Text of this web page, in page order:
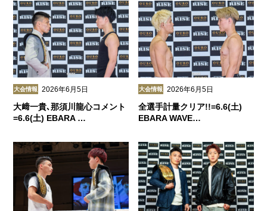
大会情報 2026年6月5日
大﨑一貴､那須川龍心コメント
=6.6(土) EBARA …
大会情報 2026年6月5日
全選手計量クリア!!=6.6(土)
EBARA WAVE…